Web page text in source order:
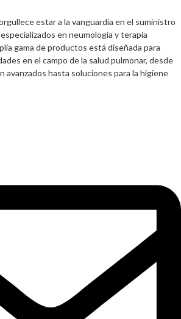
estar a la vanguardia en el suministro
en neumología y terapia
gama de productos está diseñada para
en el campo de la salud pulmonar, desde
avanzados hasta soluciones para la higiene